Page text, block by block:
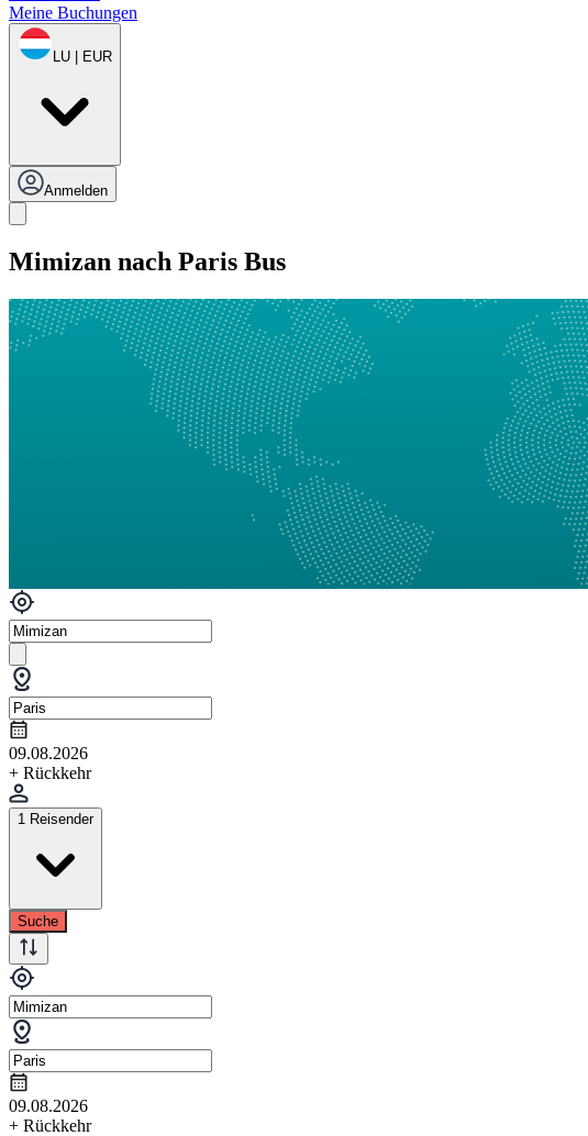
Meine Buchungen
LU | EUR
Anmelden
Mimizan nach Paris Bus
09.08.2026
+ Rückkehr
1 Reisender
Suche
09.08.2026
+ Rückkehr